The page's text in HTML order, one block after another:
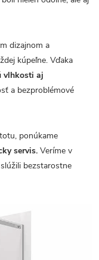
dizajnom a
kúpeľne. Vďaka
vlhkosti aj
a bezproblémové
ponúkame
servis. Veríme v
bezstarostne